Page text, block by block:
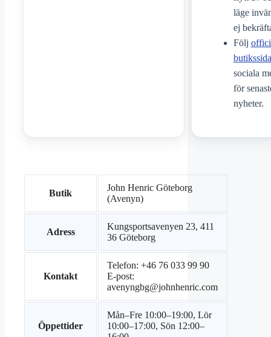
läge
ej
Följ
butikssida
sociala
för
nyheter.
Butik
John Henric Göteborg
(Avenyn)
Adress
Kungsportsavenyen 23, 411
36 Göteborg
Kontakt
Telefon: +46 76 033 99 90
E-post:
avenyngbg@johnhenric.com
Öppettider
Mån–Fre 10:00–19:00, Lör
10:00–17:00, Sön 12:00–